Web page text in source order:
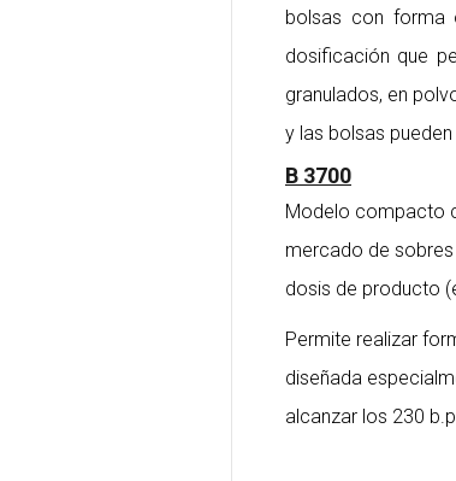
bolsas con forma
dosificación que
granulados, en
y las bolsas
B 3700
Modelo compacto
mercado de
dosis de producto
Permite realizar
diseñada
alcanzar los 230